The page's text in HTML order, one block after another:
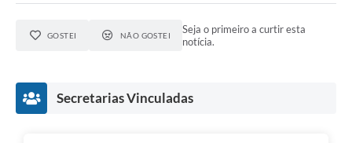
GOSTEI NÃO GOSTEI
Seja o primeiro a curtir esta
notícia.
Secretarias Vinculadas